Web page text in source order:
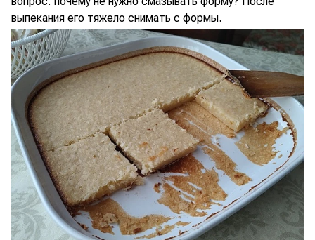
выпекания его тяжело снимать с формы.